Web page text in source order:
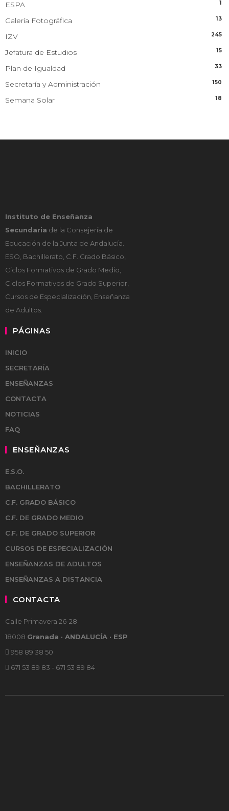
ESPA 1
Galería Fotográfica 13
IZV 245
Jefatura de Estudios 15
Plan de Igualdad 33
Secretaría y Administración 150
Semana Solar 18
Instituto de Enseñanza
Secundaria de la Consejería de
Educación de la Junta de Andalucía.
ESO, Bachillerato, C.F. Grado Básico,
Ciclos Formativos de Grado Medio,
Ciclos Formativos de Grado Superior,
Cursos de Especialización, Enseñanza
de Adultos.
PÁGINAS
INICIO
SECRETARÍA
ENSEÑANZAS
CONTACTA
NOTICIAS
FAQ
ENSEÑANZAS
E.S.O.
BACHILLERATO
C.F. GRADO BÁSICO
C.F. DE GRADO MEDIO
C.F. DE GRADO SUPERIOR
CURSOS DE ESPECIALIZACIÓN
ENSEÑANZAS DE ADULTOS
ENSEÑANZAS A DISTANCIA
CONTACTA
Calle Primavera 26-28
18008 Granada · ANDALUCÍA · ESP
958 89 38 50
671 53 89 83 - 671 53 89 84